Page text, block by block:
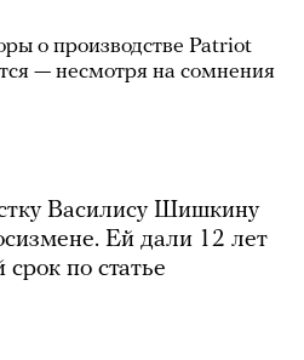
о производстве Patriot
— несмотря на сомнения
Василису Шишкину
Ей дали 12 лет
по статье